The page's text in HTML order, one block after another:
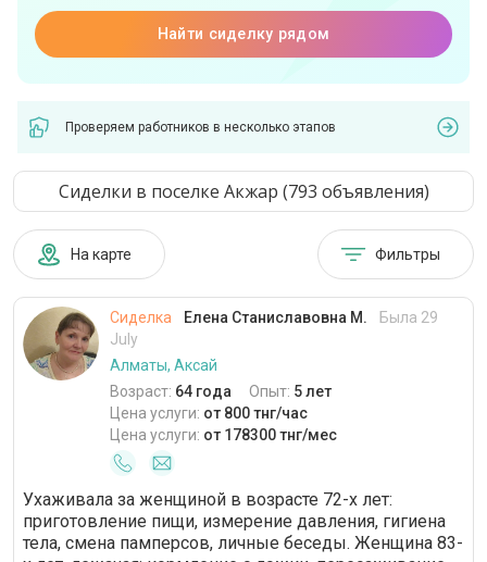
Найти сиделку рядом
Проверяем работников в несколько этапов
Сиделки в поселке Акжар (793 объявления)
На карте Фильтры
Сиделка Елена Станиславовна М.
Была 29
July
Алматы, Аксай
Возраст: 64 года Опыт: 5 лет
Цена услуги: от 800 тнг/час
Цена услуги: от 178300 тнг/мес
Ухаживала за женщиной в возрасте 72-х лет:
приготовление пищи, измерение давления, гигиена
тела, смена памперсов, личные беседы. Женщина 83-